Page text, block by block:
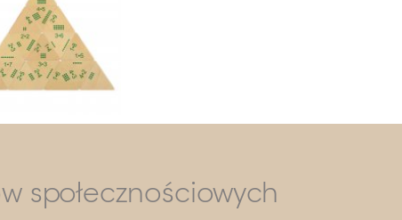
społecznościowych